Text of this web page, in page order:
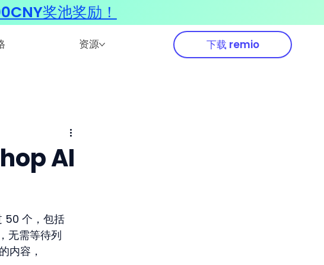
资源 下载 remio
AI
50 个，包括
无需等待列
内容，
奖池奖励！